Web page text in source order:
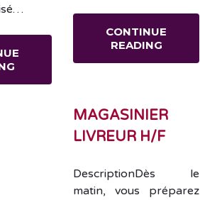
CONTINUE
READING
MAGASINIER
LIVREUR H/F
DescriptionDès le
matin, vous préparez